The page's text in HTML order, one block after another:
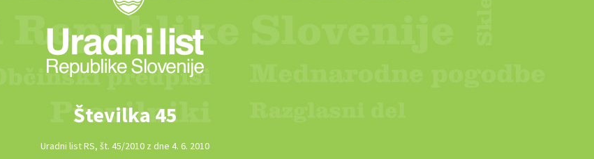
Številka 45
Uradni list RS, št. 45/2010 z dne 4. 6. 2010